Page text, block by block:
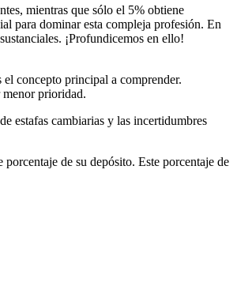
mientras que sólo el 5% obtiene
para dominar esta compleja profesión. En
¡Profundicemos en ello!
concepto principal a comprender.
menor prioridad.
estafas cambiarias y las incertidumbres
de su depósito. Este porcentaje de